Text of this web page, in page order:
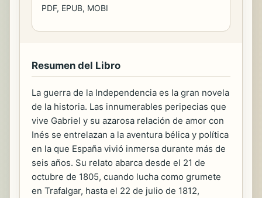
PDF, EPUB, MOBI
Resumen del Libro
La guerra de la Independencia es la gran novela
de la historia. Las innumerables peripecias que
vive Gabriel y su azarosa relación de amor con
Inés se entrelazan a la aventura bélica y política
en la que España vivió inmersa durante más de
seis años. Su relato abarca desde el 21 de
octubre de 1805, cuando lucha como grumete
en Trafalgar, hasta el 22 de julio de 1812,